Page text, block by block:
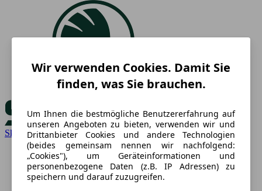
Skoda
Wir verwenden Cookies. Damit Sie
finden, was Sie brauchen.
Um Ihnen die bestmögliche Benutzererfahrung auf
unseren Angeboten zu bieten, verwenden wir und
Drittanbieter Cookies und andere Technologien
(beides gemeinsam nennen wir nachfolgend:
„Cookies"), um Geräteinformationen und
personenbezogene Daten (z.B. IP Adressen) zu
speichern und darauf zuzugreifen.